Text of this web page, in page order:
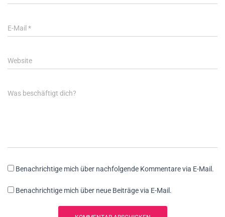
E-Mail *
Website
Was beschäftigt dich?
Benachrichtige mich über nachfolgende Kommentare via E-Mail.
Benachrichtige mich über neue Beiträge via E-Mail.